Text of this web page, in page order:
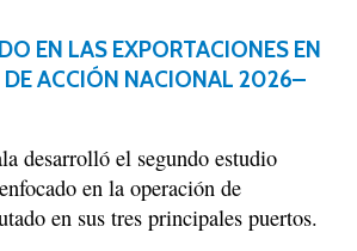
EN LAS EXPORTACIONES EN
ACCIÓN NACIONAL 2026–
desarrolló el segundo estudio
en la operación de
en sus tres principales puertos.